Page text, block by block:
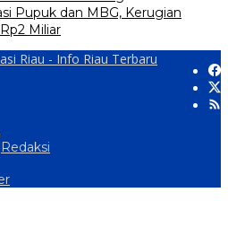
Pupuk dan MBG, Kerugian
Miliar
Redaksi